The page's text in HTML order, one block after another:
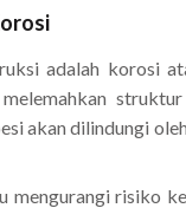
adalah korosi
akan dilindungi
mengurangi risiko